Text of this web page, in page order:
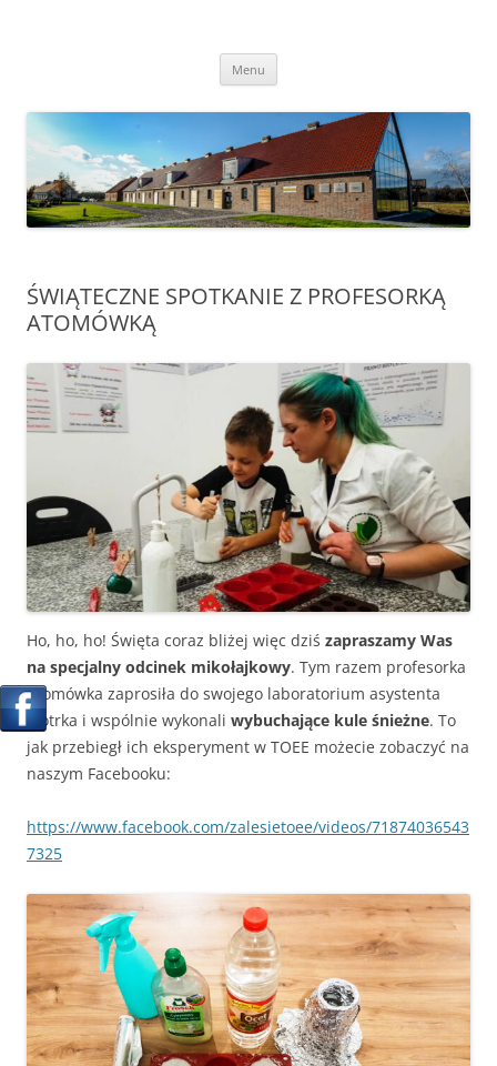
Ekologicznej w Zalesiu
Menu
ŚWIĄTECZNE SPOTKANIE Z PROFESORKĄ
ATOMÓWKĄ
Ho, ho, ho! Święta coraz bliżej więc dziś zapraszamy Was
na specjalny odcinek mikołajkowy. Tym razem profesorka
Atomówka zaprosiła do swojego laboratorium asystenta
Piotrka i wspólnie wykonali wybuchające kule śnieżne. To
jak przebiegł ich eksperyment w TOEE możecie zobaczyć na
naszym Facebooku:
https://www.facebook.com/zalesietoee/videos/71874036543
7325